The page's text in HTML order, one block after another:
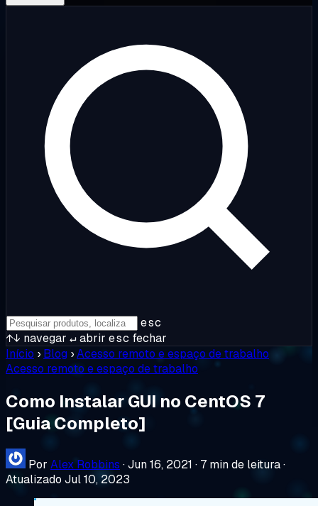
esc
↑↓ navegar ↵abrir esc fechar
Início › Blog ›Acesso remoto e espaço de trabalho
Acesso remoto e espaço de trabalho
Como Instalar GUI no CentOS 7
[Guia Completo]
Por Alex Robbins ·Jun 16, 2021 · 7 min de leitura·
Atualizado Jul 10, 2023